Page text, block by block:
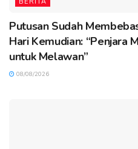
Putusan Sudah
Hari Kemudian: “Penjara
untuk Melawan”
08/08/2026